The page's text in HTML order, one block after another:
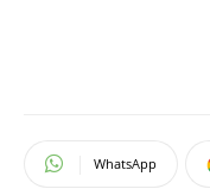
WhatsApp